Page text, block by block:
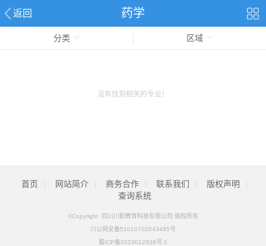
返回 药学
分类 区域
没有找到相关的专业！
首页 网站简介 商务合作 联系我们 版权声明
查询系统
©Copyright 四川川职教育科技有限公司 版权所有
川公网安备51010702043495号
蜀ICP备2023012938号-1